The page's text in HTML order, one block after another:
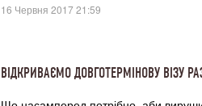
16 Червня 2017 21:59
ВІДКРИВАЄМО ДОВГОТЕРМІНОВУ ВІЗУ